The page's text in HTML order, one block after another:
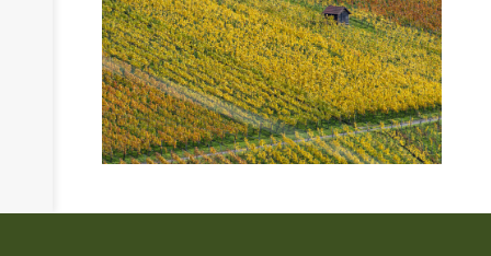
LED-LEUCHTBILDER
WIR DRUCKEN IHR BILD
AUSSTELLUNGEN